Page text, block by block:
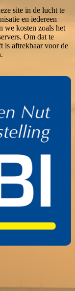
site in de lucht te
en iedereen
we kosten zoals het
Om dat te
is aftrekbaar voor de